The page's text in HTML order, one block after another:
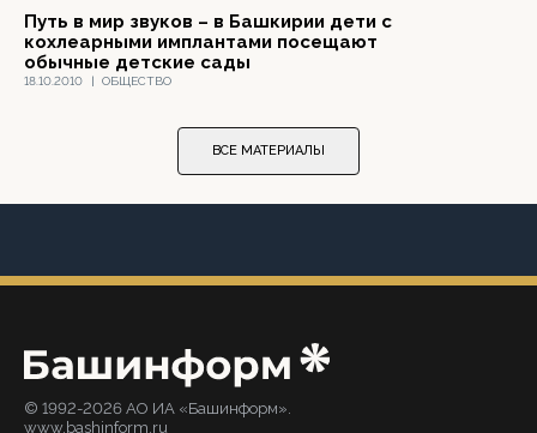
18.10.2010 | ОБЩЕСТВО
Путь в мир звуков – в Башкирии дети с
кохлеарными имплантами посещают
обычные детские сады
ВСЕ МАТЕРИАЛЫ
© 1992-2026 АО ИА «Башинформ».
www.bashinform.ru